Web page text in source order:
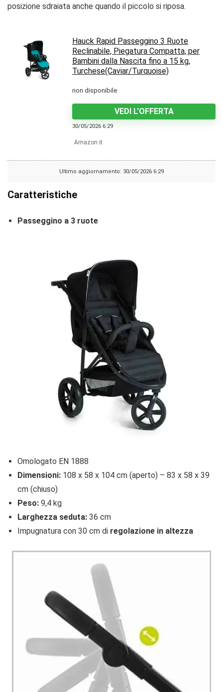
posizione sdraiata anche quando il piccolo si riposa.
Hauck Rapid Passeggino 3 Ruote
Reclinabile, Piegatura Compatta, per
Bambini dalla Nascita fino a 15 kg,
Turchese(Caviar/Turquoise)
non disponibile
VEDI L'OFFERTA
30/05/2026 6:29
Amazon.it
Ultimo aggiornamento: 30/05/2026 6:29
Caratteristiche
Passeggino a 3 ruote
Omologato EN 1888
Dimensioni: 108 x 58 x 104 cm (aperto) – 83 x 58 x 39
cm (chiuso)
Peso: 9,4 kg
Larghezza seduta: 36 cm
Impugnatura con 30 cm di regolazione in altezza